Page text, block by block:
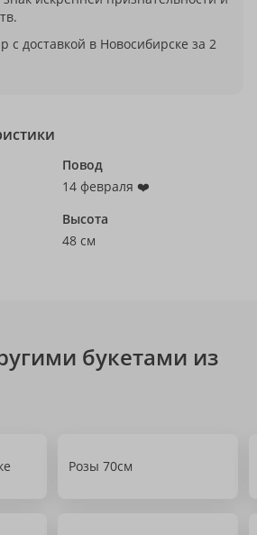
с доставкой в Новосибирске за 2
Повод
14 февраля ❤️
Высота
48 см
букетами из
Розы 70см